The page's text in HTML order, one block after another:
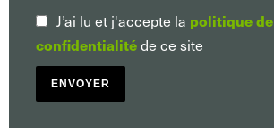
J’ai lu et j'accepte la politique de
confidentialitéde ce site
ENVOYER